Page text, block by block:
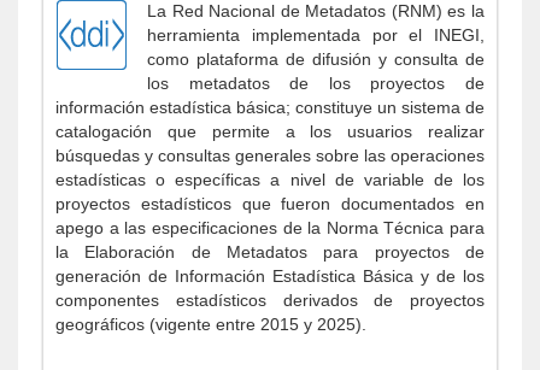
La Red Nacional de Metadatos (RNM) es la
herramienta implementada por el INEGI,
como plataforma de difusión y consulta de
los metadatos de los proyectos de
información estadística básica; constituye un sistema de
catalogación que permite a los usuarios realizar
búsquedas y consultas generales sobre las operaciones
estadísticas o específicas a nivel de variable de los
proyectos estadísticos que fueron documentados en
apego a las especificaciones de la Norma Técnica para
la Elaboración de Metadatos para proyectos de
generación de Información Estadística Básica y de los
componentes estadísticos derivados de proyectos
geográficos (vigente entre 2015 y 2025).